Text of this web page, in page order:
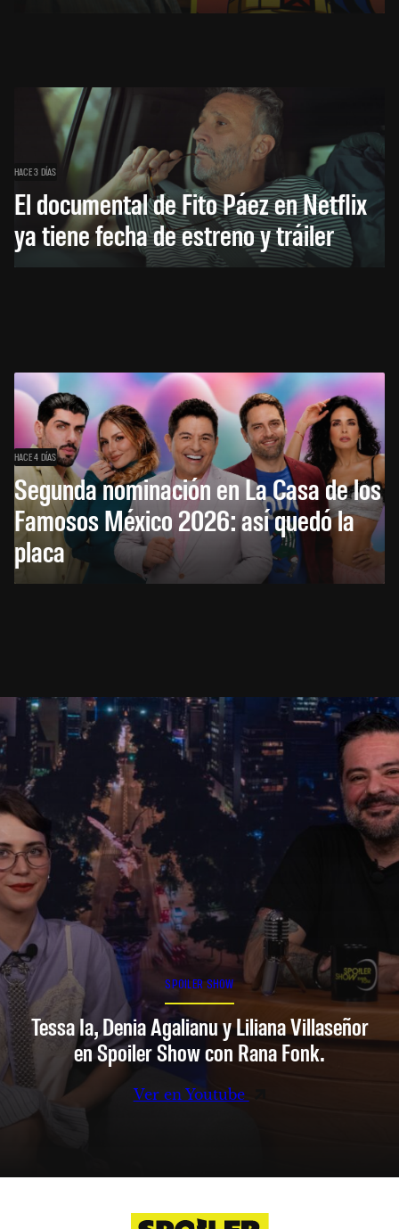
HACE 3 DÍAS
El documental de Fito Páez en Netflix
ya tiene fecha de estreno y tráiler
HACE 4 DÍAS
Segunda nominación en La Casa de los
Famosos México 2026: así quedó la
placa
SPOILER SHOW
Tessa Ia, Denia Agalianu y Liliana Villaseñor
en Spoiler Show con Rana Fonk.
Ver en Youtube